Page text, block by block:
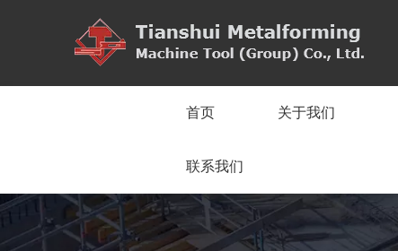
首页 关于我们
联系我们